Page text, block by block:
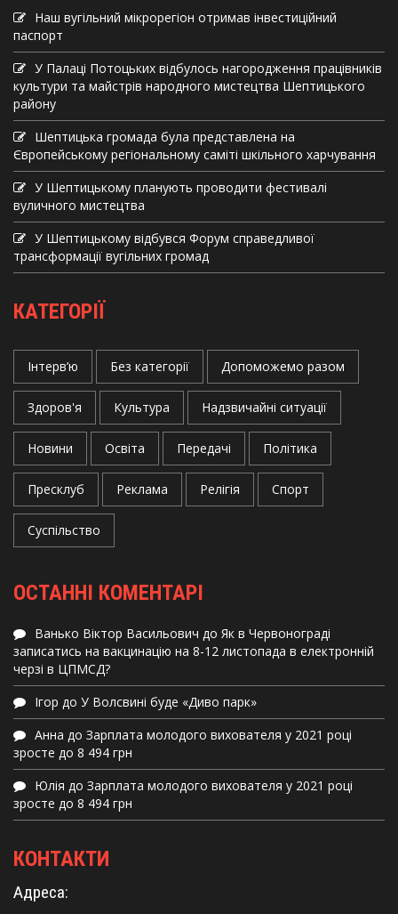
Наш вугільний мікрорегіон отримав інвеcтиційний
паспорт
У Палаці Потоцьких відбулось нагородження працівників
культури та майстрів народного мистецтва Шептицького
району
Шептицька громада була представлена на
Європейському регіональному саміті шкільного харчування
У Шептицькому планують проводити фестивалі
вуличного мистецтва
У Шептицькому відбувся Форум справедливої
трансформації вугільних громад
КАТЕГОРІЇ
Інтерв’ю Без категорії Допоможемо разом
Здоров'я Культура Надзвичайні ситуації
Новини Освіта Передачі Політика
Пресклуб Реклама Релігія Спорт
Суспільство
ОСТАННІ КОМЕНТАРІ
Ванько Віктор Васильович до Як в Червонограді
записатись на вакцинацію на 8-12 листопада в електронній
черзі в ЦПМСД?
Ігор до У Волсвині буде «Диво парк»
Анна до Зарплата молодого вихователя у 2021 році
зросте до 8 494 грн
Юлія до Зарплата молодого вихователя у 2021 році
зросте до 8 494 грн
КОНТАКТИ
Адреса: